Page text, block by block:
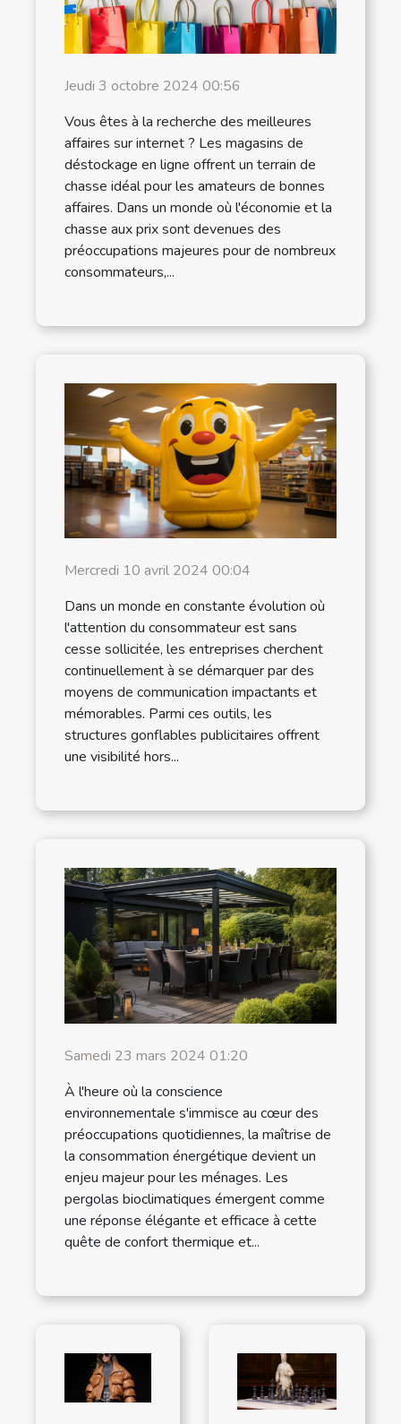
Jeudi 3 octobre 2024 00:56
Vous êtes à la recherche des meilleures
affaires sur internet ? Les magasins de
déstockage en ligne offrent un terrain de
chasse idéal pour les amateurs de bonnes
affaires. Dans un monde où l'économie et la
chasse aux prix sont devenues des
préoccupations majeures pour de nombreux
consommateurs,...
Mercredi 10 avril 2024 00:04
Dans un monde en constante évolution où
l'attention du consommateur est sans
cesse sollicitée, les entreprises cherchent
continuellement à se démarquer par des
moyens de communication impactants et
mémorables. Parmi ces outils, les
structures gonflables publicitaires offrent
une visibilité hors...
Samedi 23 mars 2024 01:20
À l'heure où la conscience
environnementale s'immisce au cœur des
préoccupations quotidiennes, la maîtrise de
la consommation énergétique devient un
enjeu majeur pour les ménages. Les
pergolas bioclimatiques émergent comme
une réponse élégante et efficace à cette
quête de confort thermique et...